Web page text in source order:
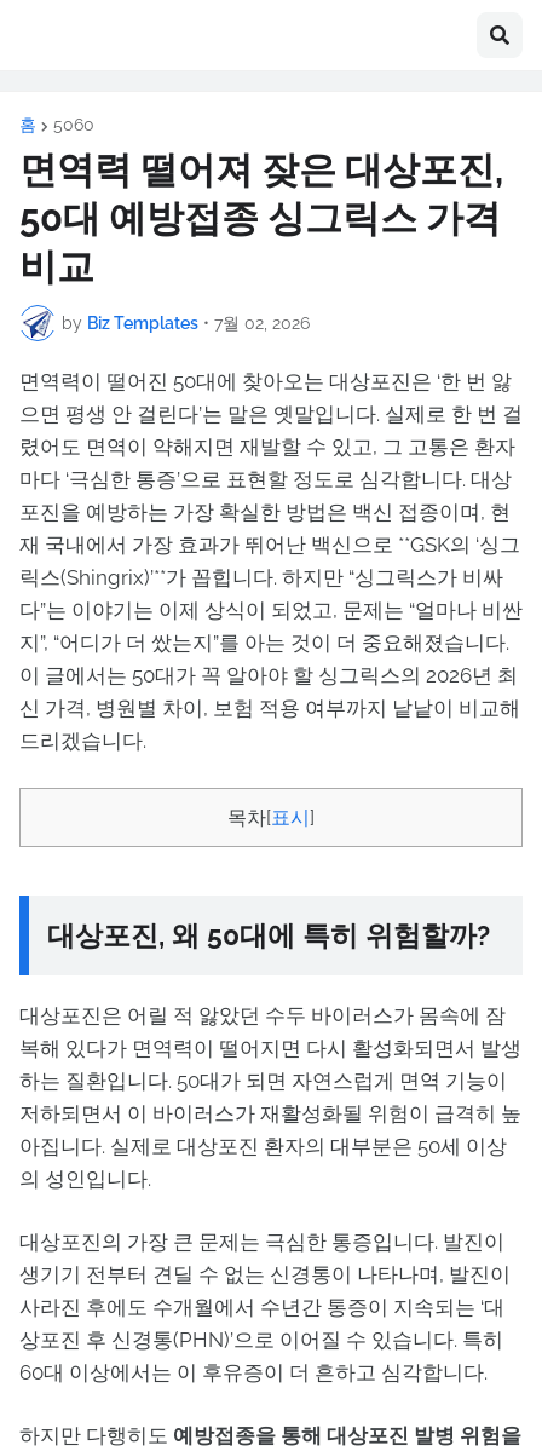
홈 5060
면역력 떨어져 잦은 대상포진,
50대 예방접종 싱그릭스 가격
비교
by Biz Templates • 7월 02, 2026
면역력이 떨어진 50대에 찾아오는 대상포진은 ‘한 번 앓
으면 평생 안 걸린다’는 말은 옛말입니다. 실제로 한 번 걸
렸어도 면역이 약해지면 재발할 수 있고, 그 고통은 환자
마다 ‘극심한 통증’으로 표현할 정도로 심각합니다. 대상
포진을 예방하는 가장 확실한 방법은 백신 접종이며, 현
재 국내에서 가장 효과가 뛰어난 백신으로 **GSK의 ‘싱그
릭스(Shingrix)’**가 꼽힙니다. 하지만 “싱그릭스가 비싸
다”는 이야기는 이제 상식이 되었고, 문제는 “얼마나 비싼
지”, “어디가 더 쌌는지”를 아는 것이 더 중요해졌습니다.
이 글에서는 50대가 꼭 알아야 할 싱그릭스의 2026년 최
신 가격, 병원별 차이, 보험 적용 여부까지 낱낱이 비교해
드리겠습니다.
목차[표시]
대상포진, 왜 50대에 특히 위험할까?
대상포진은 어릴 적 앓았던 수두 바이러스가 몸속에 잠
복해 있다가 면역력이 떨어지면 다시 활성화되면서 발생
하는 질환입니다. 50대가 되면 자연스럽게 면역 기능이
저하되면서 이 바이러스가 재활성화될 위험이 급격히 높
아집니다. 실제로 대상포진 환자의 대부분은 50세 이상
의 성인입니다.
대상포진의 가장 큰 문제는 극심한 통증입니다. 발진이
생기기 전부터 견딜 수 없는 신경통이 나타나며, 발진이
사라진 후에도 수개월에서 수년간 통증이 지속되는 ‘대
상포진 후 신경통(PHN)’으로 이어질 수 있습니다. 특히
60대 이상에서는 이 후유증이 더 흔하고 심각합니다.
하지만 다행히도 예방접종을 통해 대상포진 발병 위험을